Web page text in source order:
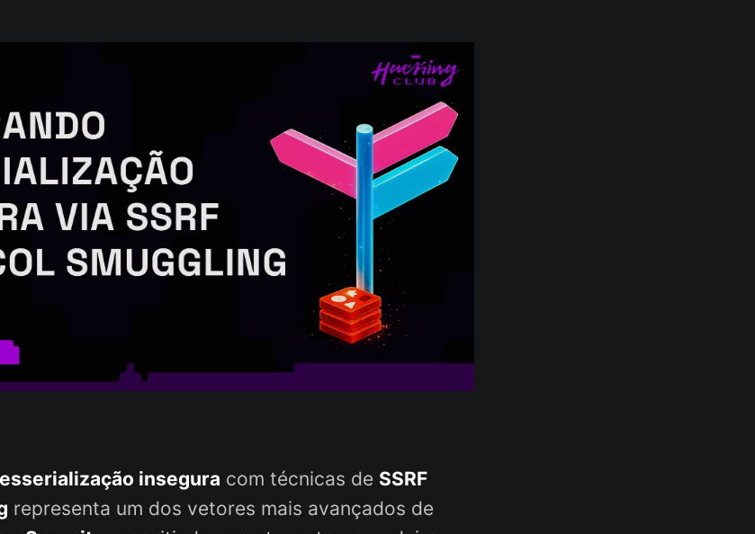
insegura com técnicas de SSRF
representa um dos vetores mais avançados de